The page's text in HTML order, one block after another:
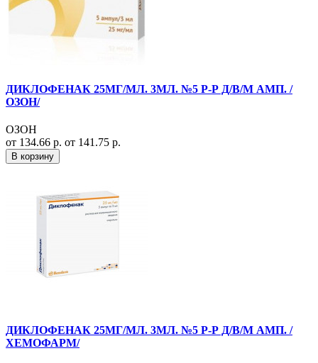
ДИКЛОФЕНАК 25МГ/МЛ. 3МЛ. №5 Р-Р Д/В/М АМП. /
ОЗОН/
ОЗОН
от 134.66 р. от 141.75 р.
В корзину
ДИКЛОФЕНАК 25МГ/МЛ. 3МЛ. №5 Р-Р Д/В/М АМП. /
ХЕМОФАРМ/